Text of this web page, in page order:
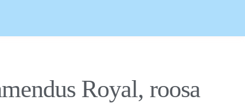
Royal, roosa